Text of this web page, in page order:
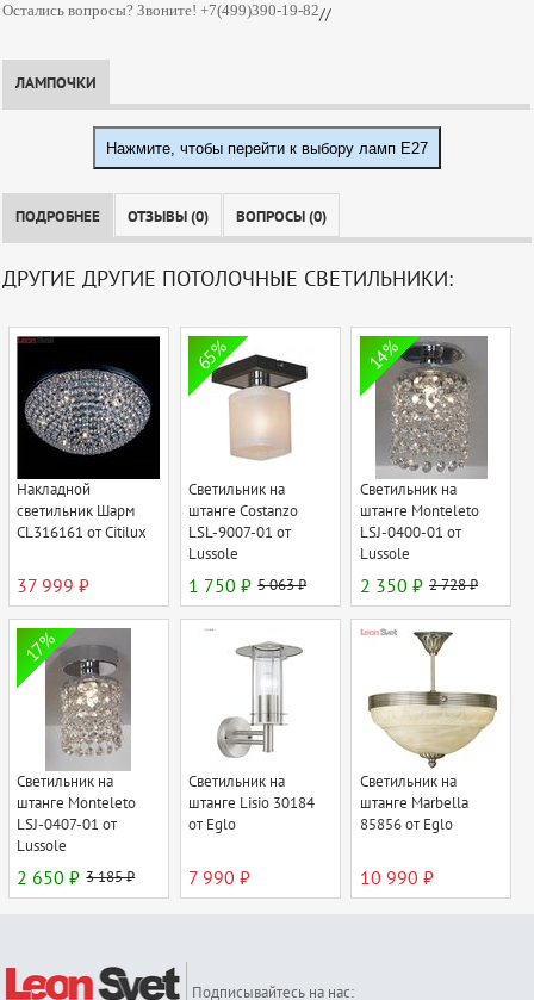
Остались вопросы? Звоните! +7(499)390-19-82//
ЛАМПОЧКИ
Нажмите, чтобы перейти к выбору ламп E27
ПОДРОБНЕЕ ОТЗЫВЫ (0) ВОПРОСЫ (0)
ДРУГИЕ ДРУГИЕ ПОТОЛОЧНЫЕ СВЕТИЛЬНИКИ:
Накладной
светильник Шарм
CL316161 от Citilux
37 999 ₽
65%
Светильник на
штанге Costanzo
LSL-9007-01 от
Lussole
1 750 ₽ 5 063 ₽
14%
Светильник на
штанге Monteleto
LSJ-0400-01 от
Lussole
2 350 ₽ 2 728 ₽
17%
Светильник на
штанге Monteleto
LSJ-0407-01 от
Lussole
2 650 ₽ 3 185 ₽
Светильник на
штанге Lisio 30184
от Eglo
7 990 ₽
Светильник на
штанге Marbella
85856 от Eglo
10 990 ₽
Подписывайтесь на нас: